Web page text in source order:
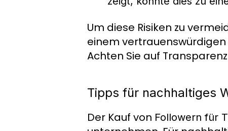
Um diese Risiken zu
einem
Achten Sie auf
Tipps für nachhaltiges
Der Kauf von Followern für